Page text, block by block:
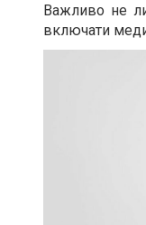
Важливо не
включати